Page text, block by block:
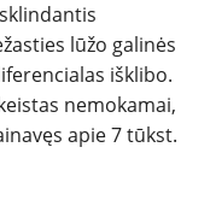
lūžo galinės
išklibo.
nemokamai,
apie 7 tūkst.